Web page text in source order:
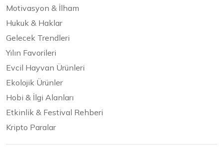
Motivasyon & İlham
Hukuk & Haklar
Gelecek Trendleri
Yılın Favorileri
Evcil Hayvan Ürünleri
Ekolojik Ürünler
Hobi & İlgi Alanları
Etkinlik & Festival Rehberi
Kripto Paralar